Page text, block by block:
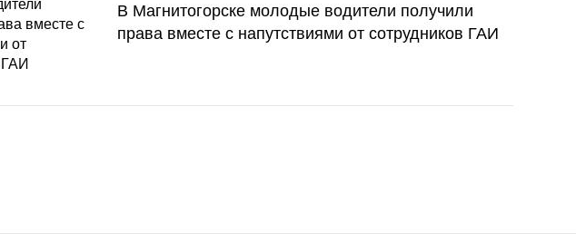
В Магнитогорске молодые водители получили
права вместе с напутствиями от сотрудников ГАИ